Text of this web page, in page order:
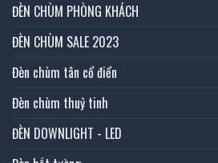
ĐÈN CHÙM PHÒNG KHÁCH
ĐÈN CHÙM SALE 2023
Đèn chùm tân cổ điển
Đèn chùm thuỷ tinh
ĐÈN DOWNLIGHT - LED